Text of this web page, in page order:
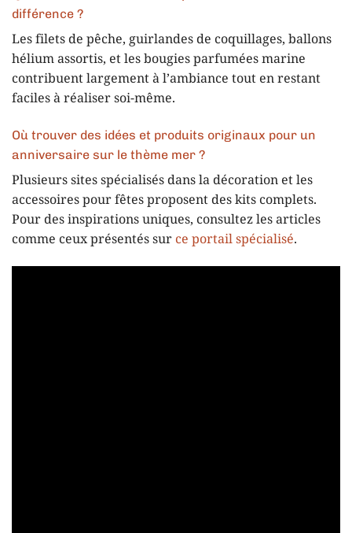
différence ?
Les filets de pêche, guirlandes de coquillages, ballons
hélium assortis, et les bougies parfumées marine
contribuent largement à l’ambiance tout en restant
faciles à réaliser soi-même.
Où trouver des idées et produits originaux pour un
anniversaire sur le thème mer ?
Plusieurs sites spécialisés dans la décoration et les
accessoires pour fêtes proposent des kits complets.
Pour des inspirations uniques, consultez les articles
comme ceux présentés sur ce portail spécialisé.